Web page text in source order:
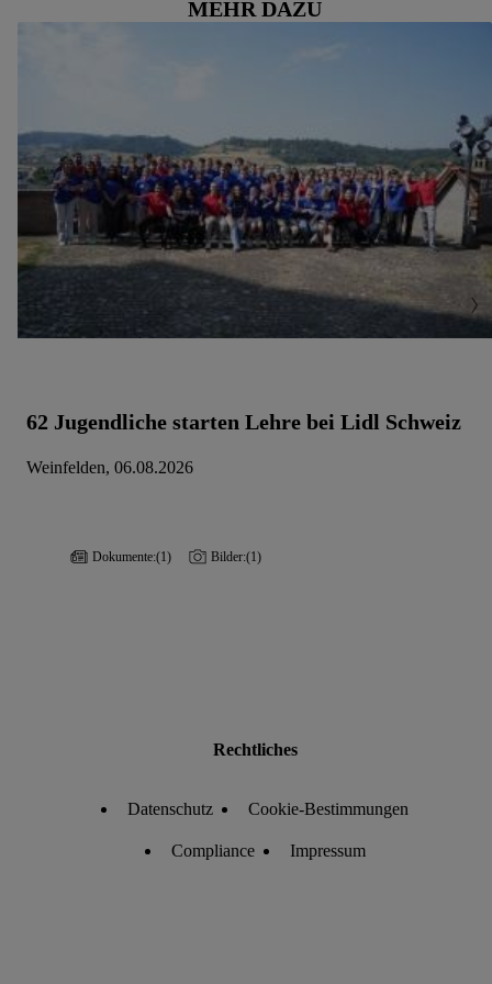
MEHR DAZU
62 Jugendliche starten Lehre bei Lidl Schweiz
Weinfelden, 06.08.2026
Dokumente:(1) Bilder:(1)
Rechtliches
Datenschutz Cookie-Bestimmungen
Compliance Impressum